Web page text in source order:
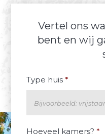
Vertel ons
bent en wij
Type huis *
Hoeveel kamers? *